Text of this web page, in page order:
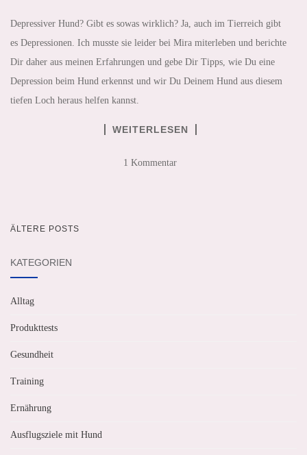
Depressiver Hund? Gibt es sowas wirklich? Ja, auch im Tierreich gibt
es Depressionen. Ich musste sie leider bei Mira miterleben und berichte
Dir daher aus meinen Erfahrungen und gebe Dir Tipps, wie Du eine
Depression beim Hund erkennst und wir Du Deinem Hund aus diesem
tiefen Loch heraus helfen kannst.
WEITERLESEN
1 Kommentar
ÄLTERE POSTS
KATEGORIEN
Alltag
Produkttests
Gesundheit
Training
Ernährung
Ausflugsziele mit Hund